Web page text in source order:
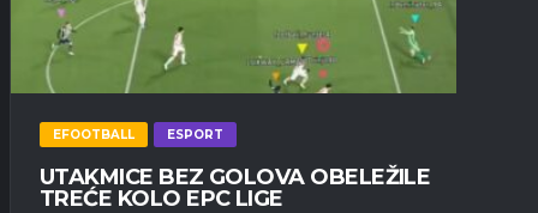
EFOOTBALL ESPORT
UTAKMICE BEZ GOLOVA OBELEŽILE
TREĆE KOLO EPC LIGE